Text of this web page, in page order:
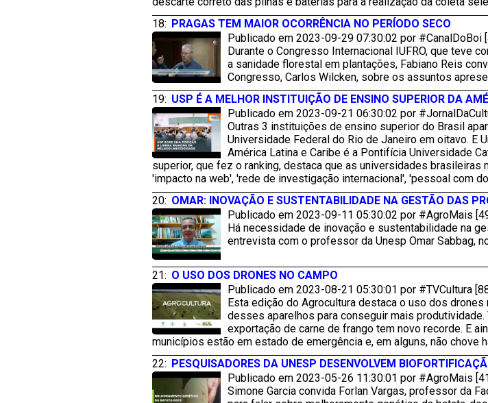
18: PRAGAS TEM MAIOR OCORRÊNCIA NO PERÍODO SECO
Publicado em 2023-09-29 07:30:02 por #CanalDoBoi
Durante o Congresso Internacional IUFRO, que teve
a sanidade florestal em plantações, Fabiano Reis
Congresso, Carlos Wilcken, sobre os assuntos
19: USP É A MELHOR INSTITUIÇÃO DE ENSINO SUPERIOR DA
Publicado em 2023-09-21 06:30:02 por
Outras 3 instituições de ensino superior do Brasil
Universidade Federal do Rio de Janeiro em oitavo. E
América Latina e Caribe é a Pontifícia Universidade
superior, que fez o ranking, destaca que as universidades brasileiras
'impacto na web', 'rede de investigação internacional', 'pessoal com
20: OMAR: INOVAÇÃO E SUSTENTABILIDADE NA GESTÃO DAS
Publicado em 2023-09-11 05:30:02 por #AgroMais
Há necessidade de inovação e sustentabilidade na
entrevista com o professor da Unesp Omar Sabbag,
21: O USO DOS DRONES NO CAMPO
Publicado em 2023-08-21 05:30:01 por #TVCultura
Esta edição do Agrocultura destaca o uso dos
desses aparelhos para conseguir mais
exportação de carne de frango tem novo recorde. E
municípios estão em estado de emergência e, em alguns, não chove
22: PESQUISADORES DA UNESP DESENVOLVEM
Publicado em 2023-05-26 11:30:01 por #AgroMais
Simone Garcia convida Forlan Vargas, professor da